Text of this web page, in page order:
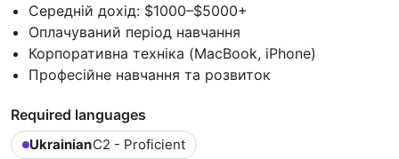
Середній дохід: $1000–$5000+
Оплачуваний період навчання
Корпоративна техніка (MacBook, iPhone)
Професійне навчання та розвиток
Required languages
UkrainianC2 - Proficient